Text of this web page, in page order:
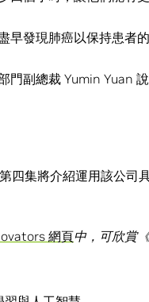
早發現肺癌以保持患者
門副總裁 Yumin Yuan
第四集將介紹運用該公
網頁中，可欣賞《